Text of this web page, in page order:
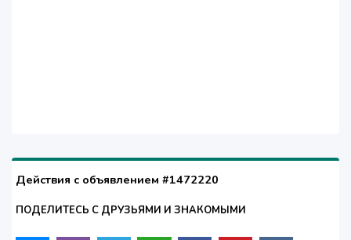
Действия с объявлением #1472220
ПОДЕЛИТЕСЬ С ДРУЗЬЯМИ И ЗНАКОМЫМИ